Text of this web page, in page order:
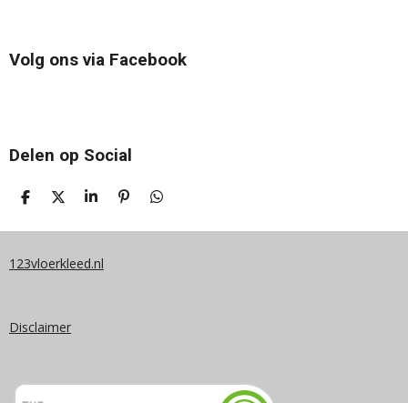
Volg ons via Facebook
Delen op Social
D
L
N
D
E
S
A
E
P
N
D
L
123vloerkleed.nl
Disclaimer